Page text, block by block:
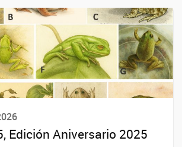
Edición Aniversario 2025